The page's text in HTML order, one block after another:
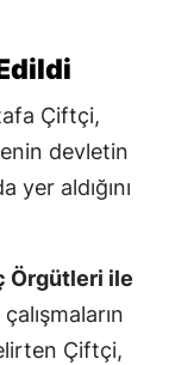
Çiftçi,
devletin
yer aldığını
Örgütleri ile
Çiftçi,